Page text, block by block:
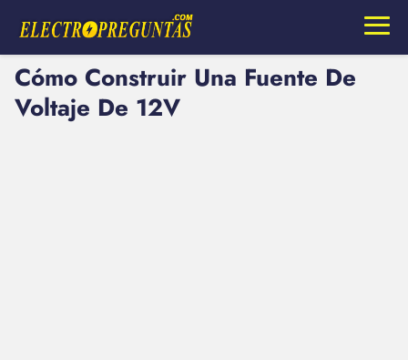
Cómo Construir Una Fuente De
Voltaje De 12V